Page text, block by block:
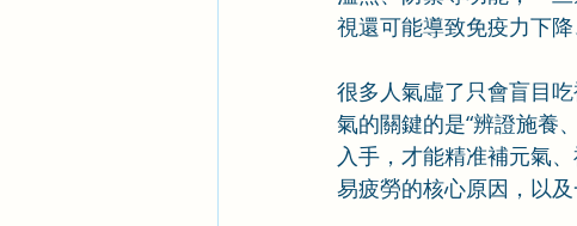
視還可能導致免疫力下
很多人氣虛了只會盲目
氣的關鍵的是“辨證施養
入手，才能精准補元氣
易疲勞的核心原因，以及